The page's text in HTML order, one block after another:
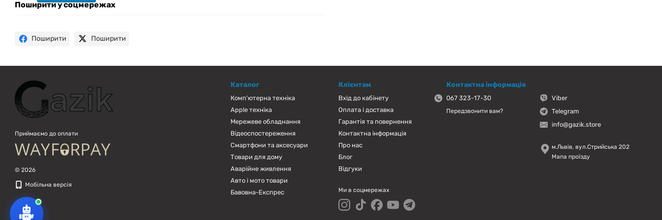
Поширити у соцмережах
Поширити Поширити
Приймаємо до оплати
© 2026
Мобільна версія
Каталог
Комп'ютерна техніка
Apple техніка
Мережеве обладнання
Відеоспостереження
Смартфони та аксесуари
Товари для дому
Аварійне живлення
Авто і мото товари
Бавовна-Експрес
Клієнтам
Вхід до кабінету
Оплата і доставка
Гарантія та повернення
Контактна інформація
Про нас
Блог
Відгуки
Ми в соцмережах
Контактна інформація
067 323-17-30
Передзвонити вам?
Viber
Telegram
info@gazik.store
м.Львів, вул.Стрийська 202
Мапа проїзду
техніку. Що шукаєш?